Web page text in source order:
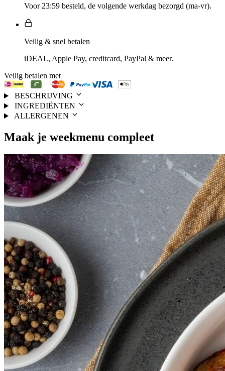
Voor 23:59 besteld, de volgende werkdag bezorgd (ma-vr).
Veilig & snel betalen
iDEAL, Apple Pay, creditcard, PayPal & meer.
Veilig betalen met
BESCHRIJVING
INGREDIËNTEN
ALLERGENEN
Maak je weekmenu compleet